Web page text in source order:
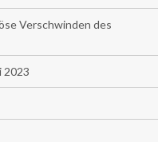
Verschwinden des
2023